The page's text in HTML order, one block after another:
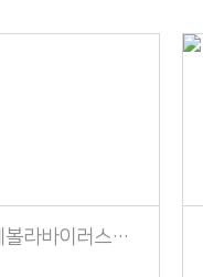
아프리카 내 에볼라바이러스병 발생 주의!